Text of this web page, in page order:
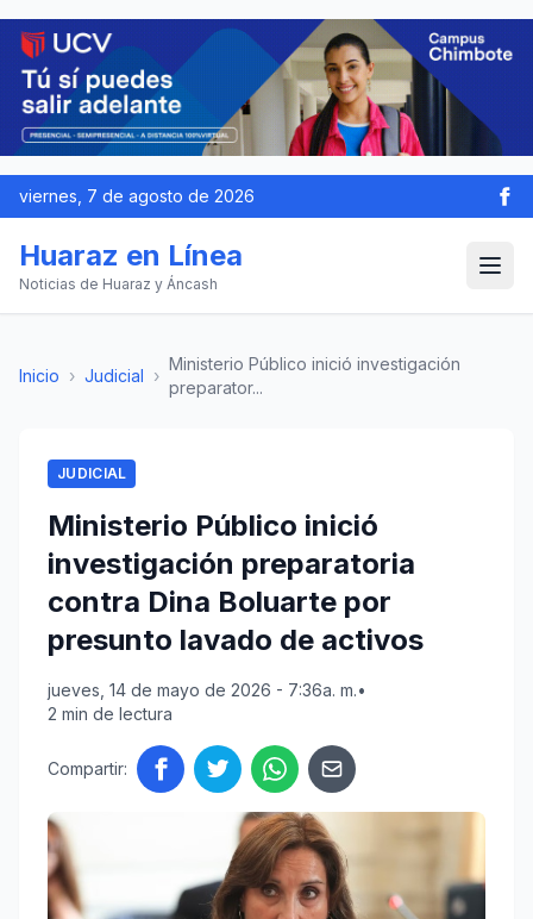
viernes, 7 de agosto de 2026
Huaraz en Línea
Noticias de Huaraz y Áncash
Inicio › Judicial ›
Ministerio Público inició investigación
preparator...
JUDICIAL
Ministerio Público inició
investigación preparatoria
contra Dina Boluarte por
presunto lavado de activos
jueves, 14 de mayo de 2026 - 7:36a. m.•
2 min de lectura
Compartir: